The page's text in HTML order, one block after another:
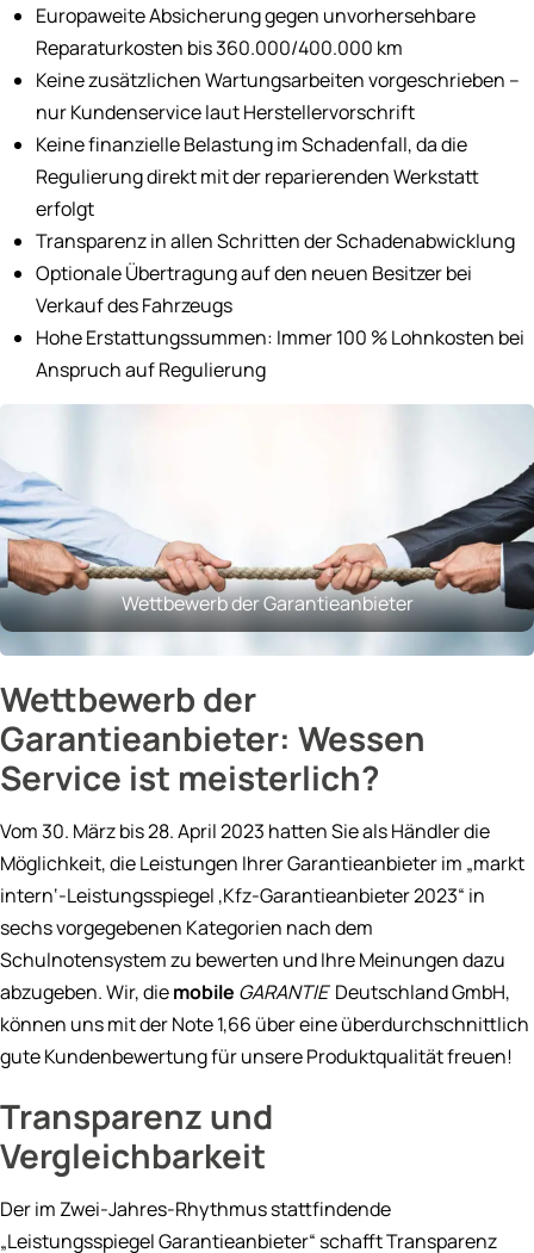
Europaweite Absicherung gegen unvorhersehbare
Reparaturkosten bis 360.000/400.000 km
Keine zusätzlichen Wartungsarbeiten vorgeschrieben –
nur Kundenservice laut Herstellervorschrift
Keine finanzielle Belastung im Schadenfall, da die
Regulierung direkt mit der reparierenden Werkstatt
erfolgt
Transparenz in allen Schritten der Schadenabwicklung
Optionale Übertragung auf den neuen Besitzer bei
Verkauf des Fahrzeugs
Hohe Erstattungssummen: Immer 100 % Lohnkosten bei
Anspruch auf Regulierung
Wettbewerb der Garantieanbieter
Wettbewerb der
Garantieanbieter: Wessen
Service ist meisterlich?
Vom 30. März bis 28. April 2023 hatten Sie als Händler die
Möglichkeit, die Leistungen Ihrer Garantieanbieter im „markt
intern‘-Leistungsspiegel ‚Kfz-Garantieanbieter 2023“ in
sechs vorgegebenen Kategorien nach dem
Schulnotensystem zu bewerten und Ihre Meinungen dazu
abzugeben. Wir, diemobile GARANTIE Deutschland GmbH,
können uns mit der Note 1,66 über eine überdurchschnittlich
gute Kundenbewertung für unsere Produktqualität freuen!
Transparenz und
Vergleichbarkeit
Der im Zwei-Jahres-Rhythmus stattfindende
„Leistungsspiegel Garantieanbieter“ schafft Transparenz